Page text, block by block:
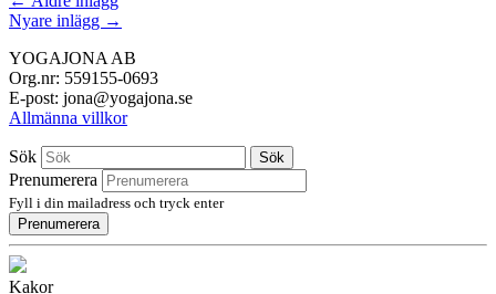
Nyare inlägg →
YOGAJONA AB
Org.nr: 559155-0693
E-post: jona@yogajona.se
Allmänna villkor
Sök Sök
Prenumerera
Fyll i din mailadress och tryck enter
Prenumerera
Kakor